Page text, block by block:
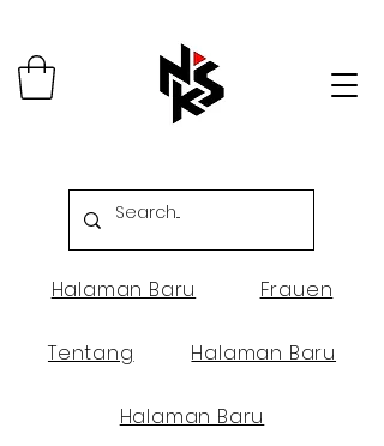
Halaman Baru Frauen
Tentang Halaman Baru
Halaman Baru